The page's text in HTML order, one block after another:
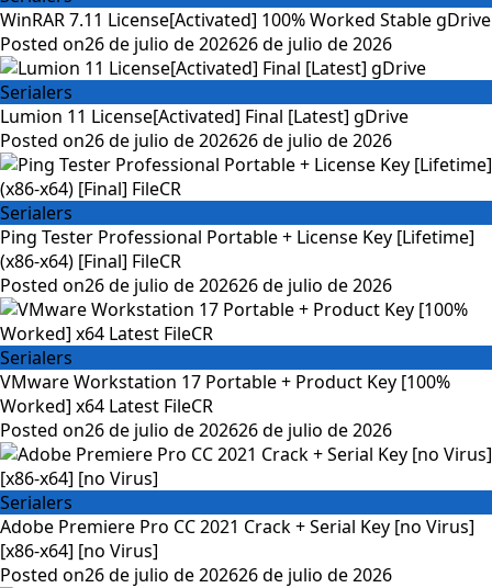
WinRAR 7.11 License[Activated] 100% Worked Stable gDrive
Posted on26 de julio de 202626 de julio de 2026
Serialers
Lumion 11 License[Activated] Final [Latest] gDrive
Posted on26 de julio de 202626 de julio de 2026
Serialers
Ping Tester Professional Portable + License Key [Lifetime]
(x86-x64) [Final] FileCR
Posted on26 de julio de 202626 de julio de 2026
Serialers
VMware Workstation 17 Portable + Product Key [100%
Worked] x64 Latest FileCR
Posted on26 de julio de 202626 de julio de 2026
Serialers
Adobe Premiere Pro CC 2021 Crack + Serial Key [no Virus]
[x86-x64] [no Virus]
Posted on26 de julio de 202626 de julio de 2026